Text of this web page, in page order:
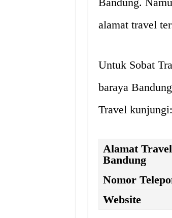
alamat travel
Untuk Sobat
baraya
Travel kunjungi:
Alamat
Bandung
Nomor
Website